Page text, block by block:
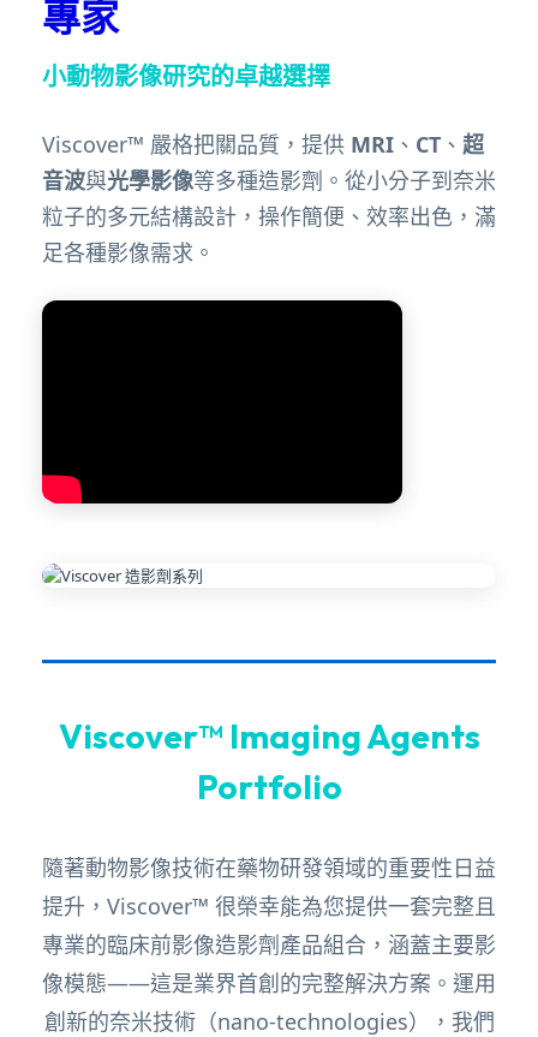
專家
小動物影像研究的卓越選擇
Viscover™ 嚴格把關品質，提供 MRI 、 CT 、 超
音波與光學影像等多種造影劑。從小分子到奈米
粒子的多元結構設計，操作簡便、效率出色，滿
足各種影像需求。
Viscover™ Imaging Agents
Portfolio
隨著動物影像技術在藥物研發領域的重要性日益
提升，Viscover™ 很榮幸能為您提供一套完整且
專業的臨床前影像造影劑產品組合，涵蓋主要影
像模態——這是業界首創的完整解決方案。運用
創新的奈米技術（nano-technologies），我們